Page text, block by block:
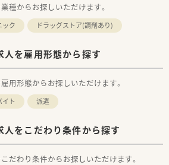
種からお探しいただけます。
ック ドラッグストア(調剤あり)
を雇用形態から探す
用形態からお探しいただけます。
イト 派遣
をこだわり条件から探す
だわり条件からお探しいただけます。